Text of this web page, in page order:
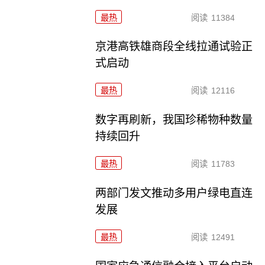
最热 阅读 11384
京港高铁雄商段全线拉通试验正
式启动
最热 阅读 12116
数字再刷新，我国珍稀物种数量
持续回升
最热 阅读 11783
两部门发文推动多用户绿电直连
发展
最热 阅读 12491